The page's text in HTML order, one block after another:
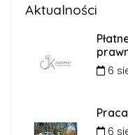
Aktualności
6
6